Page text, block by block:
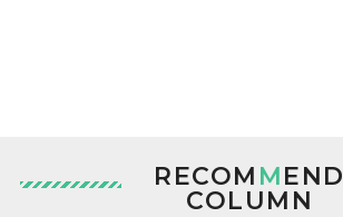
RECOM MEND
COLUMN